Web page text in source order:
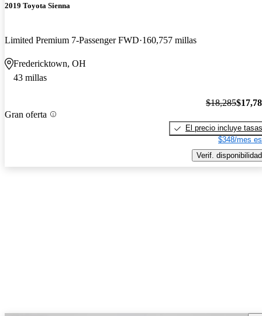
2019 Toyota Sienna
Limited Premium 7-Passenger FWD 160,757 millas
Fredericktown, OH
43 millas
Gran oferta
$18,285
El precio incluye tasas
$348/mes
Verif. disponibilidad